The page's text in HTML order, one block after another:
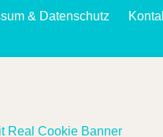
& Datenschutz
Real Cookie Banner